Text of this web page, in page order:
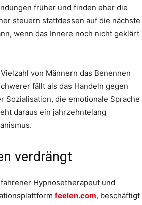
früher und finden eher die
steuern stattdessen auf die nächste
wenn das Innere noch nicht geklärt
von Männern das Benennen
fällt als das Handeln gegen
Sozialisation, die emotionale Sprache
daraus ein jahrzehntelang
verdrängt
Hypnosetherapeut und
feelen.com, beschäftigt